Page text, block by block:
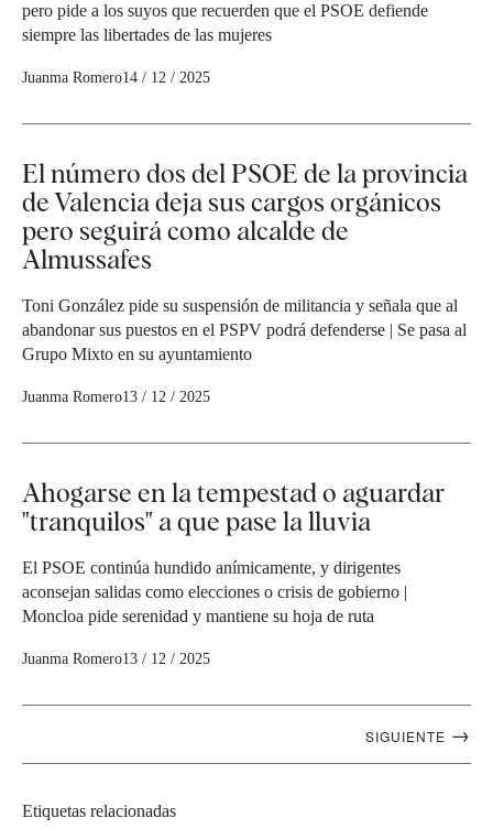
pero pide a los suyos que recuerden que el PSOE defiende
siempre las libertades de las mujeres
Juanma Romero14 / 12 / 2025
El número dos del PSOE de la provincia
de Valencia deja sus cargos orgánicos
pero seguirá como alcalde de
Almussafes
Toni González pide su suspensión de militancia y señala que al
abandonar sus puestos en el PSPV podrá defenderse | Se pasa al
Grupo Mixto en su ayuntamiento
Juanma Romero13 / 12 / 2025
Ahogarse en la tempestad o aguardar
"tranquilos" a que pase la lluvia
El PSOE continúa hundido anímicamente, y dirigentes
aconsejan salidas como elecciones o crisis de gobierno |
Moncloa pide serenidad y mantiene su hoja de ruta
Juanma Romero13 / 12 / 2025
SIGUIENTE →
Etiquetas relacionadas